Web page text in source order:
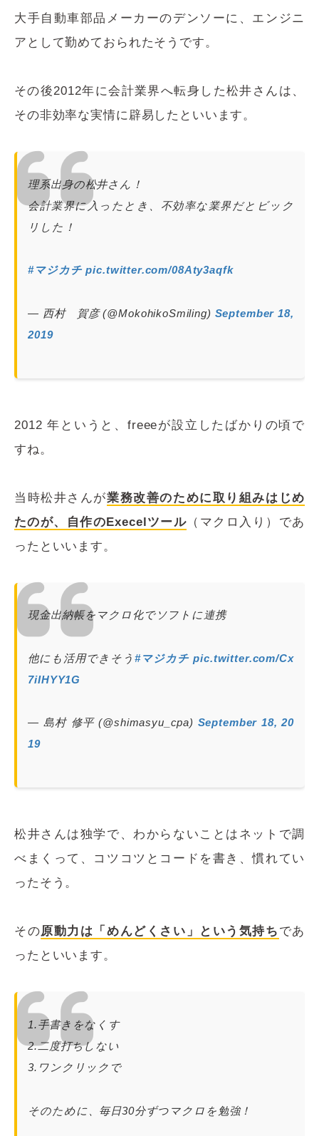
大手自動車部品メーカーのデンソーに、エンジニ
アとして勤めておられたそうです。
その後2012年に会計業界へ転身した松井さんは、
その非効率な実情に辟易したといいます。
理系出身の松井さん！
会計業界に入ったとき、不効率な業界だとビック
リした！
#マジカチ pic.twitter.com/08Aty3aqfk
— 西村 賀彦 (@MokohikoSmiling) September 18,
2019
2012 年というと、freeeが設立したばかりの頃で
すね。
当時松井さんが業務改善のために取り組みはじめ
たのが、自作のExecelツール （マクロ入り）であ
ったといいます。
現金出納帳をマクロ化でソフトに連携
他にも活用できそう#マジカチ pic.twitter.com/Cx
7iIHYY1G
— 島村 修平 (@shimasyu_cpa) September 18, 20
19
松井さんは独学で、わからないことはネットで調
べまくって、コツコツとコードを書き、慣れてい
ったそう。
その原動力は「めんどくさい」という気持ち であ
ったといいます。
1.手書きをなくす
2.二度打ちしない
3.ワンクリックで
そのために、毎日30分ずつマクロを勉強！